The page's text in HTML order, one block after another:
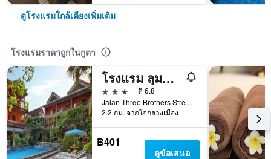
ดูโรงแรมใกล้เคียงเพิ่มเติม
โรงแรมราคาถูกในกูตา
โรงแรม ลุมบุง สารี เลเกียน
3 ดาว
ดี 6.8
Jalan Three Brothers Street, กูตา, อินโดนีเซีย
2.2 กม. จากใจกลางเมือง
฿401
ดูข้อเสนอ